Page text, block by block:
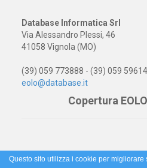
Database Informatica Srl
Via Alessandro Plessi, 46
41058 Vignola (MO)
(39) 059 773888 - (39) 059
eolo@database.it
Copertura
Questo sito utilizza i cookie per